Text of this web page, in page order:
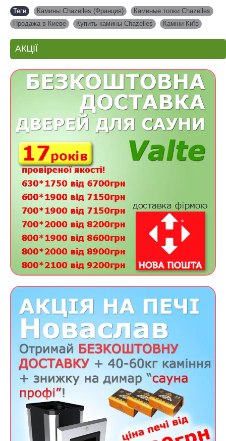
Теги Камины Chazelles (Франция) Каминые топки Chazelles
Продажа в Киеве
Купить камины Chazelles Каміни Київ
АКЦІЇ